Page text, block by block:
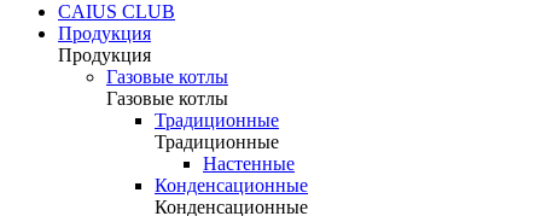
CAIUS CLUB
Продукция
Продукция
Газовые котлы
Газовые котлы
Традиционные
Традиционные
Настенные
Конденсационные
Конденсационные